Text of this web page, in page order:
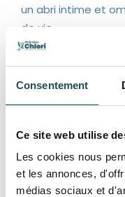
Consentement
Ce site web utilise
Les cookies nous
et les annonces,
médias sociaux et
un abri intime et
de vie.
Principales
-hauteur: environ 10
-lieu de nidification
-peu sensible aux
-tolère le pavage